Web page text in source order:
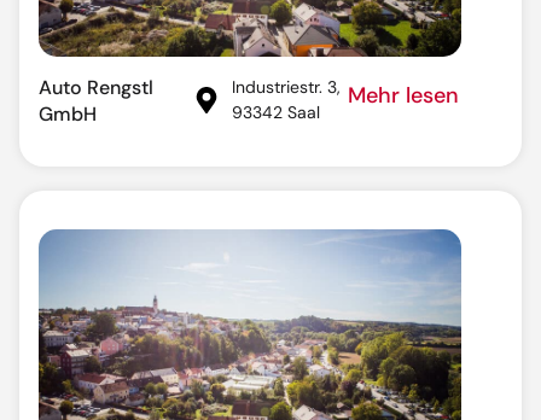
Auto Rengstl
GmbH
Industriestr. 3,
93342 Saal
Mehr lesen